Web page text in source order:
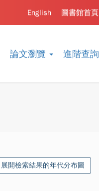
論文瀏覽 進階查詢
圖書館首頁
English
展開檢索結果的年代分布圖